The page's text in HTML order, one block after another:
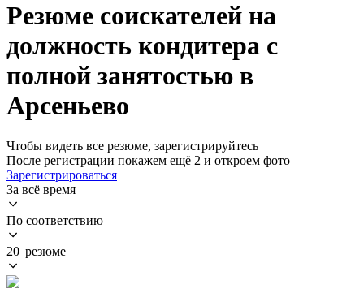
Резюме соискателей на
должность кондитера с
полной занятостью в
Арсеньево
Чтобы видеть все резюме, зарегистрируйтесь
После регистрации покажем ещё 2 и откроем фото
Зарегистрироваться
За всё время
По соответствию
20 резюме